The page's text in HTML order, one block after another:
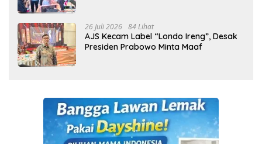
26 Juli 2026 84 Lihat
AJS Kecam Label “Londo Ireng”, Desak
Presiden Prabowo Minta Maaf